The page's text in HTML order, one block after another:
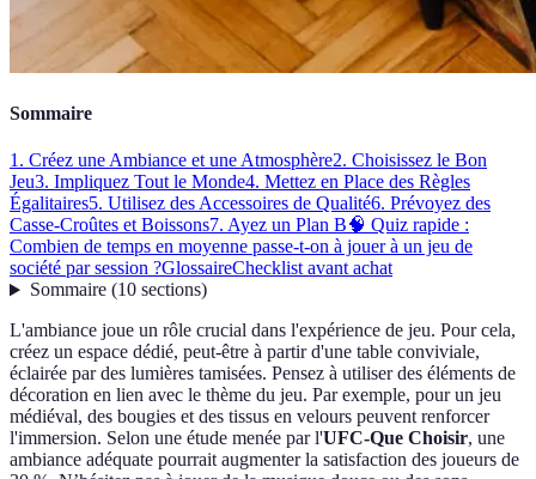
Sommaire
1. Créez une Ambiance et une Atmosphère2. Choisissez le Bon
Jeu3. Impliquez Tout le Monde4. Mettez en Place des Règles
Égalitaires5. Utilisez des Accessoires de Qualité6. Prévoyez des
Casse-Croûtes et Boissons7. Ayez un Plan B🧠 Quiz rapide :
Combien de temps en moyenne passe-t-on à jouer à un jeu de
société par session ?GlossaireChecklist avant achat
Sommaire(10 sections)
L'ambiance joue un rôle crucial dans l'expérience de jeu. Pour cela,
créez un espace dédié, peut-être à partir d'une table conviviale,
éclairée par des lumières tamisées. Pensez à utiliser des éléments de
décoration en lien avec le thème du jeu. Par exemple, pour un jeu
médiéval, des bougies et des tissus en velours peuvent renforcer
l'immersion. Selon une étude menée par l'UFC-Que Choisir, une
ambiance adéquate pourrait augmenter la satisfaction des joueurs de